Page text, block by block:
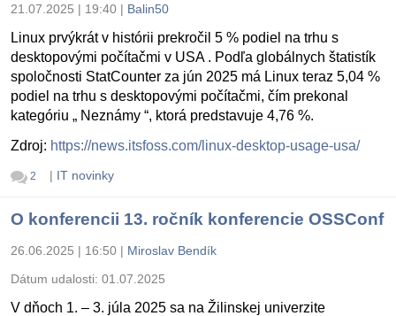
21.07.2025 | 19:40 | Balin50
Linux prvýkrát v histórii prekročil 5 % podiel na trhu s
desktopovými počítačmi v USA . Podľa globálnych štatistík
spoločnosti StatCounter za jún 2025 má Linux teraz 5,04 %
podiel na trhu s desktopovými počítačmi, čím prekonal
kategóriu „ Neznámy “, ktorá predstavuje 4,76 %.
Zdroj: https://news.itsfoss.com/linux-desktop-usage-usa/
2 | IT novinky
O konferencii 13. ročník konferencie OSSConf
26.06.2025 | 16:50 | Miroslav Bendík
Dátum udalosti: 01.07.2025
V dňoch 1. – 3. júla 2025 sa na Žilinskej univerzite